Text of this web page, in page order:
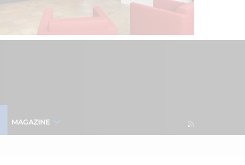
MAGAZINE